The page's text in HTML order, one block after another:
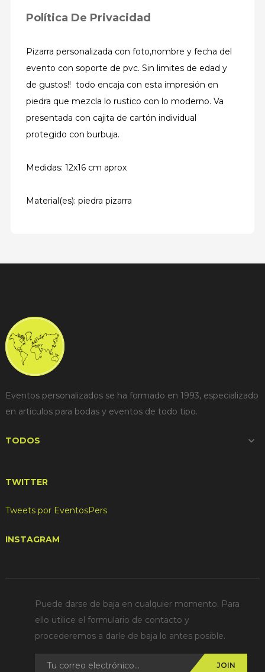
Política De Privacidad
Pizarra personalizada con foto,nombre y fecha del
evento con soporte de pvc. Sin limites de edad y
de gustos!! todo encaja con esta impresión en
piedra que mezcla lo rustico con lo moderno. Va
presentada con cajita de cartón individual
protegido con burbuja.
Medidas: 12x16 cm aprox
Material(es): piedra pizarra
Eventos personalizados se ha formado en 1993, especializado
en articulos para bodas y eventos de todo tipo.
TODOS 
TWITTER
Tweets por EventosPers
INSTAGRAM
Puede darse de baja en cualquier momento. Para
ello utilice el formulario de contacto y
procederemos a darle de baja lo antes posible.
JOIN